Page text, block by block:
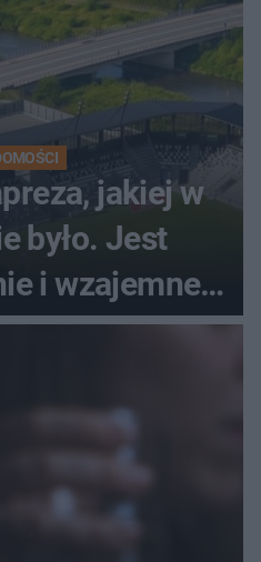
jakiej w
było. Jest
i wzajemne
Peak